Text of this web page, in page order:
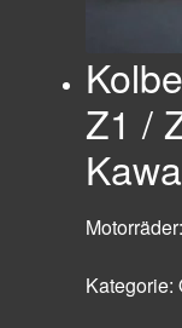
Z1 /
Motorräder:
Kategorie: